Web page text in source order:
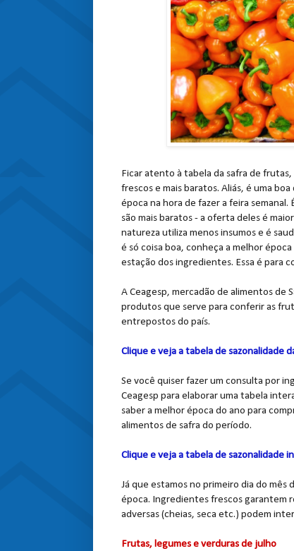
Ficar atento à tabela da safra de
frescos e mais baratos. Aliás, é uma
época na hora de fazer a feira
são mais baratos - a oferta deles é
natureza utiliza menos insumos e é
é só coisa boa, conheça a melhor
estação dos ingredientes. Essa é para
A Ceagesp, mercadão de alimentos de
produtos que serve para conferir as
entrepostos do país.
Clique e veja a tabela de sazonalidade
Se você quiser fazer um consulta por
Ceagesp para elaborar uma tabela
saber a melhor época do ano para
alimentos de safra do período.
Clique e veja a tabela de sazonalidade
Já que estamos no primeiro dia do mês
época. Ingredientes frescos garantem
adversas (cheias, seca etc.) podem
Frutas, legumes e verduras de julho